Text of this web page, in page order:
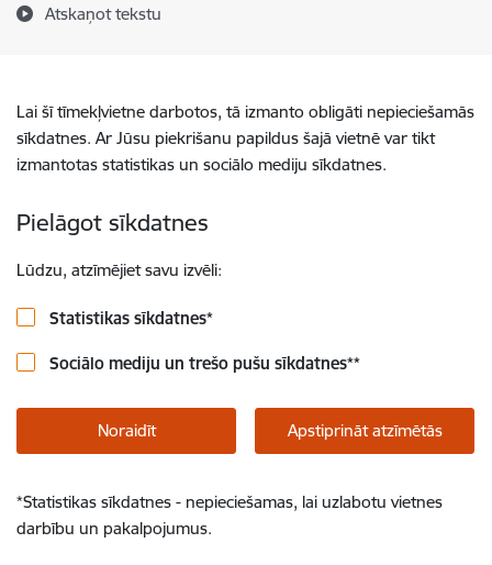
Atskaņot tekstu
Lai šī tīmekļvietne darbotos, tā izmanto obligāti nepieciešamās
sīkdatnes. Ar Jūsu piekrišanu papildus šajā vietnē var tikt
izmantotas statistikas un sociālo mediju sīkdatnes.
Pielāgot sīkdatnes
Lūdzu, atzīmējiet savu izvēli:
Statistikas sīkdatnes*
Sociālo mediju un trešo pušu sīkdatnes**
Noraidīt Apstiprināt atzīmētās
*Statistikas sīkdatnes - nepieciešamas, lai uzlabotu vietnes
darbību un pakalpojumus.